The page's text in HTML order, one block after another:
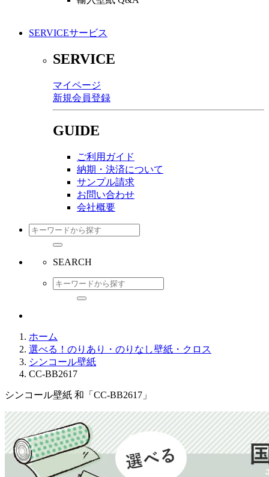
SERVICEサービス
SERVICE
マイページ
新規会員登録
GUIDE
ご利用ガイド
納期・決済について
サンプル請求
お問い合わせ
会社概要
SEARCH
ホーム
選べる！のりあり・のりなし壁紙・クロス
シンコール壁紙
CC-BB2617
シンコール壁紙 和「CC-BB2617」